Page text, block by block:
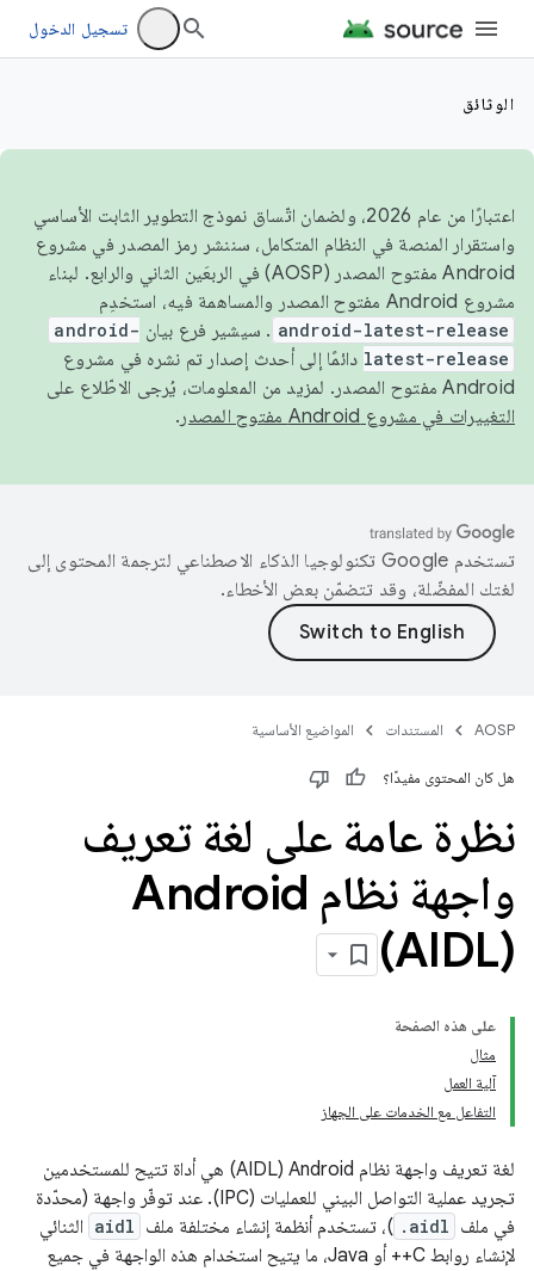
تسجيل الدخول
الوثائق
اعتبارًا من عام 2026، ولضمان اتّساق نموذج التطوير الثابت الأساسي
واستقرار المنصة في النظام المتكامل، سننشر رمز المصدر في مشروع
Android مفتوح المصدر (AOSP) في الربعَين الثاني والرابع. لبناء
مشروع Android مفتوح المصدر والمساهمة فيه، استخدِم
android-latest-release . سيشير فرع بيان android-
latest-release دائمًا إلى أحدث إصدار تم نشره في مشروع
Android مفتوح المصدر. لمزيد من المعلومات، يُرجى الاطّلاع على
التغييرات في مشروع Android مفتوح المصدر
.
تستخدم Google تكنولوجيا الذكاء الاصطناعي لترجمة المحتوى إلى
لغتك المفضّلة، وقد تتضمّن بعض الأخطاء.
AOSP المستندات المواضيع الأساسية
هل كان المحتوى مفيدًا؟
نظرة عامة على لغة تعريف
واجهة نظام Android
‏(AIDL)
على هذه الصفحة
مثال
آلية العمل
التفاعل مع الخدمات على الجهاز
لغة تعريف واجهة نظام Android ‏(AIDL) هي أداة تتيح للمستخدمين
تجريد عملية التواصل البيني للعمليات (IPC). عند توفّر واجهة (محدّدة
في ملف .aidl )، تستخدم أنظمة إنشاء مختلفة ملف aidl الثنائي
لإنشاء روابط C++ أو Java، ما يتيح استخدام هذه الواجهة في جميع